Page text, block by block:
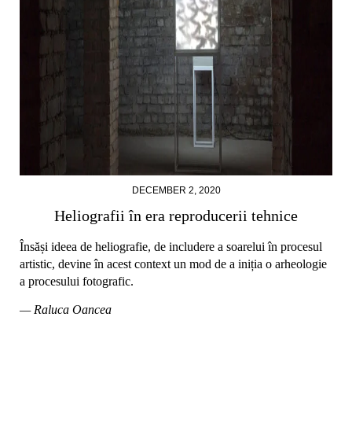
DECEMBER 2, 2020
Heliografii în era reproducerii tehnice
Însăși ideea de heliografie, de includere a soarelui în procesul
artistic, devine în acest context un mod de a iniția o arheologie
a procesului fotografic.
— Raluca Oancea